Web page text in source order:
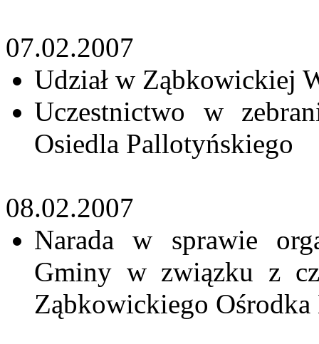
07.02.2007
Udział w Ząbkowickiej
Uczestnictwo w
Osiedla Pallotyńskiego
08.02.2007
Narada w sprawie
Gminy w związku z
Ząbkowickiego